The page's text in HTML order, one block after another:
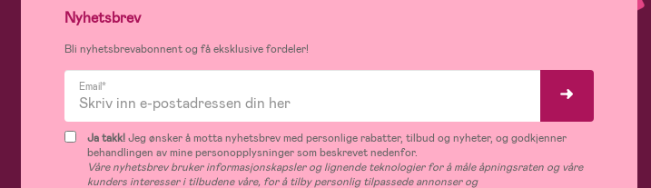
Nyhetsbrev
Bli nyhetsbrevabonnent og få eksklusive fordeler!
Email*
Ja takk!Jeg ønsker å motta nyhetsbrev med personlige rabatter, tilbud og nyheter, og godkjenner
behandlingen av mine personopplysninger som beskrevet nedenfor.
Våre nyhetsbrev bruker informasjonskapsler og lignende teknologier for å måle åpningsraten og våre
kunders interesser i tilbudene våre, for å tilby personlig tilpassede annonser og